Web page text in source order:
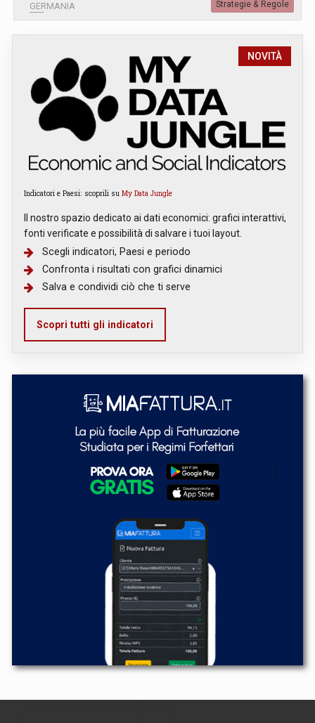
GERMANIA Strategie & Regole
NOVITÀ
Indicatori e Paesi: scoprili su My Data Jungle
Il nostro spazio dedicato ai dati economici: grafici interattivi,
fonti verificate e possibilità di salvare i tuoi layout.
Scegli indicatori, Paesi e periodo
Confronta i risultati con grafici dinamici
Salva e condividi ciò che ti serve
Scopri tutti gli indicatori